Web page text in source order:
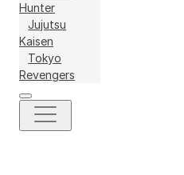
Hunter
Jujutsu
Kaisen
Tokyo
Revengers